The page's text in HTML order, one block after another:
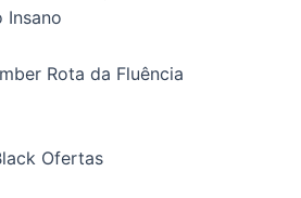
Insano
Rota da Fluência
Ofertas